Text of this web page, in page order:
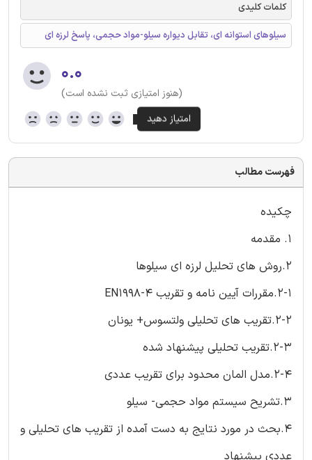
کلمات کلیدی
سیلوهای استوانه ای، تقابل دیواره سیلو-مواد حجمی، پاسخ لرزه ای
۰.۰
(هنوز امتیازی ثبت نشده است)
فهرست مطالب
چکیده
1. مقدمه
2.روش های تحلیل لرزه ای سیلوها
2-1.مقررات آیین نامه و تقریب EN1998-4
2-2.تقریب های تحلیلی ولتسوس+ یونان
2-3.تقریب تحلیلی پیشنهاد شده
2-4.مدل المان محدود برای تقریب عددی
3.تشریح سیستم مواد حجمی- سیلو
4.بحث در مورد نتایج به دست آمده از تقریب های تحلیلی و